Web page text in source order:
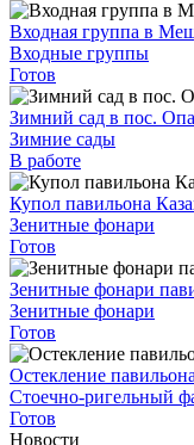
Входная группа в
Входные группы
Готов
Зимний сад в пос.
Зимние сады
В работе
Купол павильона
Зенитные фонари
Готов
Зенитные фонари
Зенитные фонари
Готов
Остекление
Стоечно-ригельный
Готов
Новости